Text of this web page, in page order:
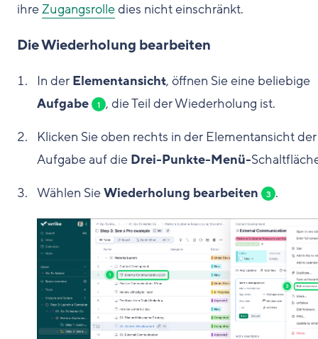
ihreZugangsrolledies nicht einschränkt.
Die Wiederholung bearbeiten
In der Elementansicht, öffnen Sie eine beliebige
Aufgabe
1 , die Teil der Wiederholung ist.
Klicken Sie oben rechts in der Elementansicht der
Aufgabe auf die Drei-Punkte-Menü-
Wählen SieWiederholung bearbeiten 3 .